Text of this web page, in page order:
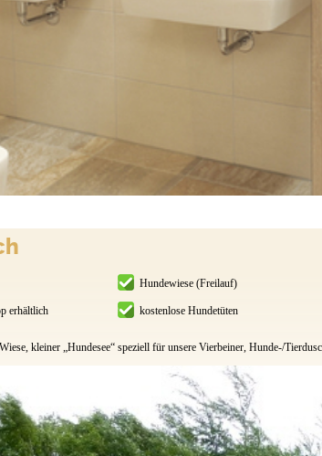
Hundewiese (Freilauf)
erhältlich kostenlose Hundetüten
kleiner „Hundesee“ speziell für unsere Vierbeiner, Hunde-/